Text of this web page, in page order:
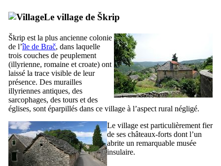
Le village de Škrip
Škrip est la plus ancienne colonie
de l’île de Brač, dans laquelle
trois couches de peuplement
(illyrienne, romaine et croate) ont
laissé la trace visible de leur
présence. Des murailles
illyriennes antiques, des
sarcophages, des tours et des
églises, sont éparpillés dans ce village à l’aspect rural négligé.
Le village est particulièrement fier
de ses châteaux-forts dont l’un
abrite un remarquable musée
insulaire.